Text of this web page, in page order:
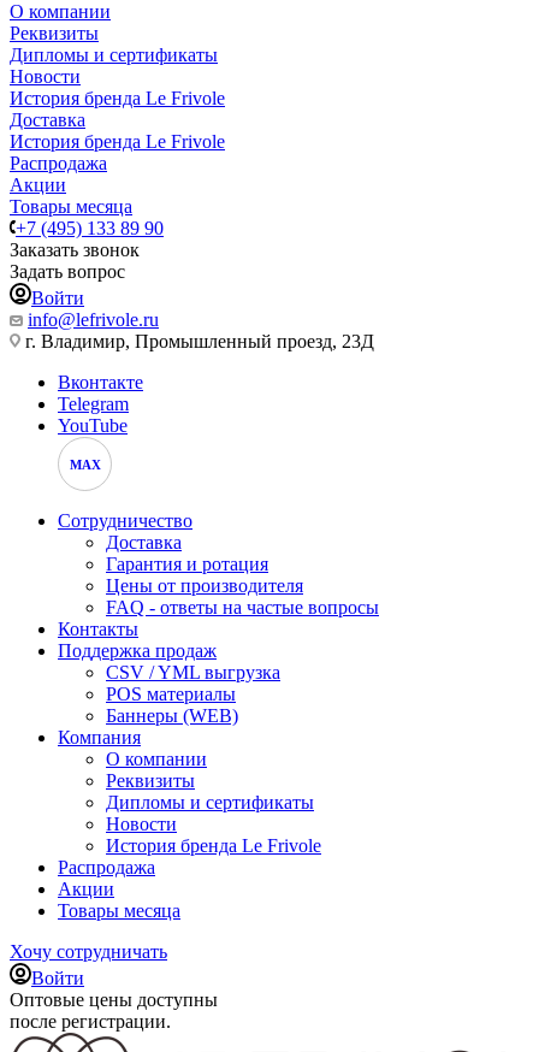
О компании
Реквизиты
Дипломы и сертификаты
Новости
История бренда Le Frivole
Доставка
История бренда Le Frivole
Распродажа
Акции
Товары месяца
+7 (495) 133 89 90
Заказать звонок
Задать вопрос
Войти
info@lefrivole.ru
г. Владимир, Промышленный проезд, 23Д
Вконтакте
Telegram
YouTube
MAX
Сотрудничество
Доставка
Гарантия и ротация
Цены от производителя
FAQ - ответы на частые вопросы
Контакты
Поддержка продаж
CSV / YML выгрузка
POS материалы
Баннеры (WEB)
Компания
О компании
Реквизиты
Дипломы и сертификаты
Новости
История бренда Le Frivole
Распродажа
Акции
Товары месяца
Хочу сотрудничать
Войти
Оптовые цены доступны
после регистрации.